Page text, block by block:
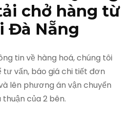
chở hàng từ
Đà Nẵng
tin về hàng hoá, chúng tôi
tư vấn, báo giá chi tiết đơn
lên phương án vận chuyển
của 2 bên.